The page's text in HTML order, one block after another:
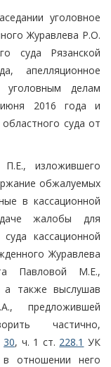
уголовное
Журавлева Р.О.
суда Рязанской
апелляционное
уголовным делам
2016 года и
суда от
изложившего
обжалуемых
в кассационной
жалобы для
кассационной
Журавлева
Павловой М.Е.,
а также выслушав
предложившей
частично,
30, ч. 1 ст. 228.1 УК
отношении него